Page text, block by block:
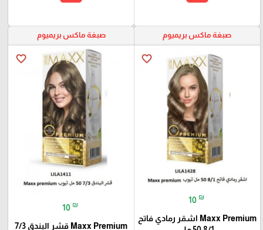
صبغة ماكس بريميوم
favorite_border
10 ₪
Maxx Premium اشقر رمادي فاتح
صبغة ماكس بريميوم
favorite_border
10 ₪
Maxx Premium قشر البندق 7/3